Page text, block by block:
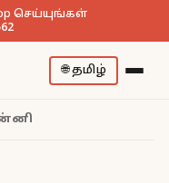
செய்யுங்கள்
🌐தமிழ்